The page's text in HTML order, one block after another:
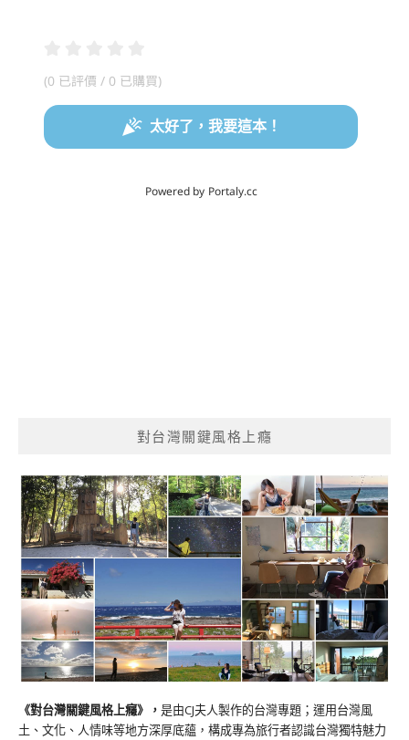
對台灣關鍵風格上癮
《對台灣關鍵風格上癮》 ， 是由CJ夫人製作的台灣專題；運用台灣風
土、文化、人情味等地方深厚底蘊，構成專為旅行者認識台灣獨特魅力